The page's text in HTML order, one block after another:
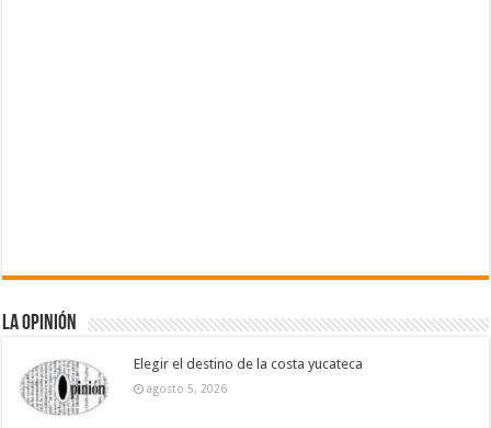
La Opinión
Elegir el destino de la costa yucateca
agosto 5, 2026